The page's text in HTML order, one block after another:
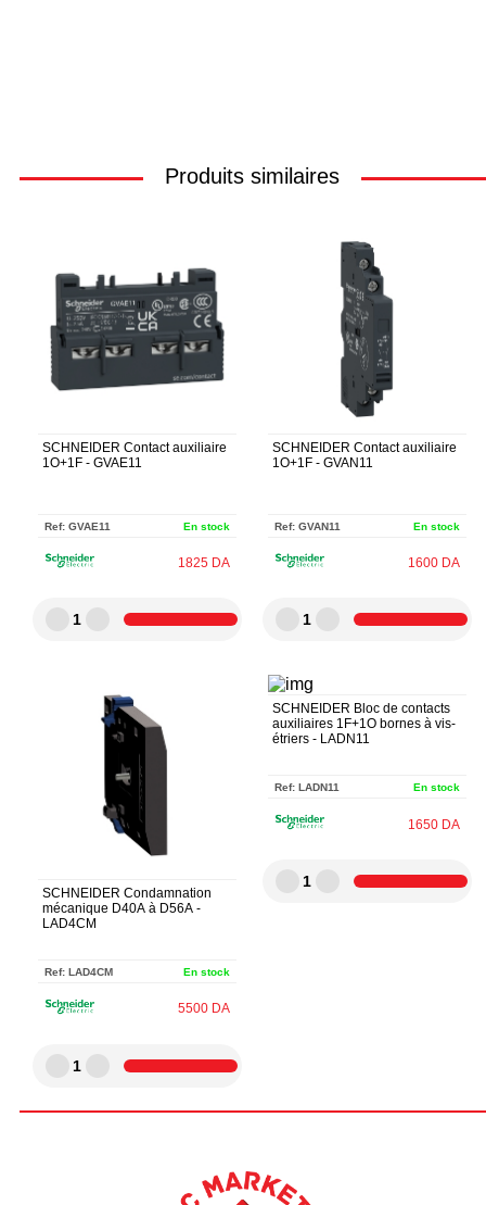
Produits similaires
SCHNEIDER Contact auxiliaire
1O+1F - GVAE11
Ref: GVAE11 En stock
1825 DA
1
SCHNEIDER Contact auxiliaire
1O+1F - GVAN11
Ref: GVAN11 En stock
1600 DA
1
SCHNEIDER Condamnation
mécanique D40A à D56A -
LAD4CM
Ref: LAD4CM En stock
5500 DA
1
SCHNEIDER Bloc de contacts
auxiliaires 1F+1O bornes à vis-
étriers - LADN11
Ref: LADN11 En stock
1650 DA
1